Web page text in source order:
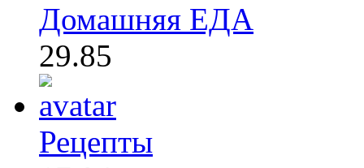
Домашняя ЕДА
29.85
Рецепты